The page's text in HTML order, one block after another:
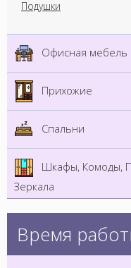
Подушки
Офисная мебель
Прихожие
Спальни
Шкафы, Комоды,
Зеркала
Время